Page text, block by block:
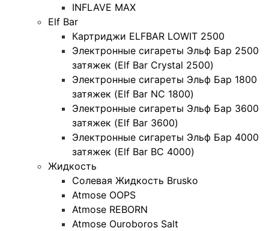
INFLAVE MAX
Elf Bar
Картриджи ELFBAR LOWIT 2500
Электронные сигареты Эльф Бар 2500
затяжек (Elf Bar Crystal 2500)
Электронные сигареты Эльф Бар 1800
затяжек (Elf Bar NC 1800)
Электронные сигареты Эльф Бар 3600
затяжек (Elf Bar 3600)
Электронные сигареты Эльф Бар 4000
затяжек (Elf Bar BC 4000)
Жидкость
Солевая Жидкость Brusko
Atmose OOPS
Atmose REBORN
Atmose Ouroboros Salt